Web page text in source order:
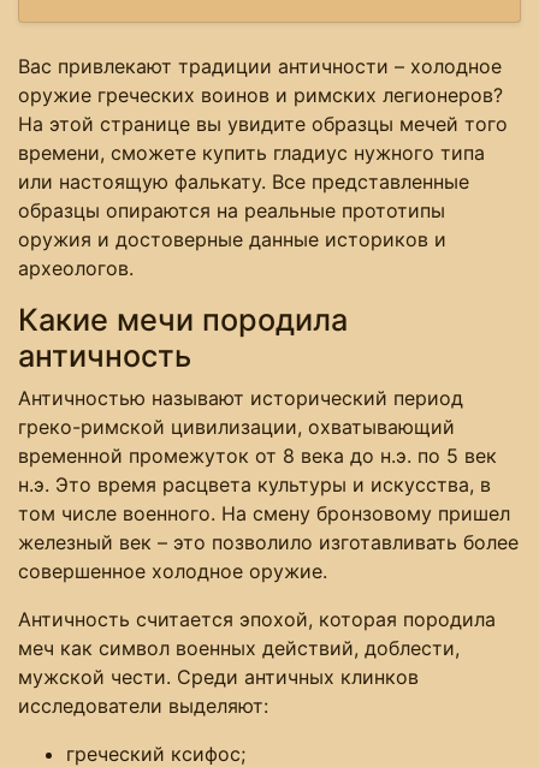
Вас привлекают традиции античности – холодное
оружие греческих воинов и римских легионеров?
На этой странице вы увидите образцы мечей того
времени, сможете купить гладиус нужного типа
или настоящую фалькату. Все представленные
образцы опираются на реальные прототипы
оружия и достоверные данные историков и
археологов.
Какие мечи породила
античность
Античностью называют исторический период
греко-римской цивилизации, охватывающий
временной промежуток от 8 века до н.э. по 5 век
н.э. Это время расцвета культуры и искусства, в
том числе военного. На смену бронзовому пришел
железный век – это позволило изготавливать более
совершенное холодное оружие.
Античность считается эпохой, которая породила
меч как символ военных действий, доблести,
мужской чести. Среди античных клинков
исследователи выделяют:
греческий ксифос;